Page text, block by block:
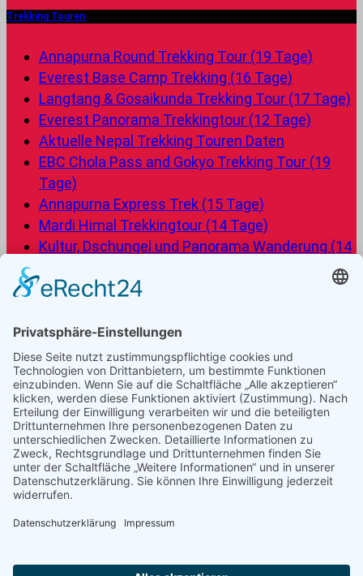
Trekking Touren
Annapurna Round Trekking Tour (19 Tage)
Everest Base Camp Trekking (16 Tage)
Langtang & Gosaikunda Trekking Tour (17 Tage)
Everest Panorama Trekkingtour (12 Tage)
Aktuelle Nepal Trekking Touren Daten
EBC Chola Pass and Gokyo Trekking Tour (19
Tage)
Annapurna Express Trek (15 Tage)
Mardi Himal Trekkingtour (14 Tage)
Kultur, Dschungel und Panorama Wanderung (14
Langtang Trekking Tour (11 Tage)
Frage die Nepal Friends
Von den Nepal Friends kannst Du dich individuell und
professionell beraten lassen, und eine gut geplante
Reise erhalten, von der beide Seiten profitieren. Du
möchtest mehr über Nepal erfahren? Dann schreib
uns!
Kontaktformular